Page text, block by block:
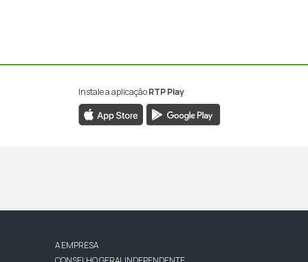
Instale a aplicaçãoRTP Play
A EMPRESA